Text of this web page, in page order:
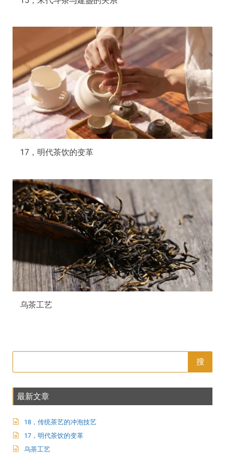
17，明代茶饮的变革
乌茶工艺
搜
最新文章
18，传统茶艺的冲泡技艺
17，明代茶饮的变革
乌茶工艺